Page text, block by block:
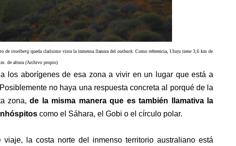
de inselberg queda clarísimo vista la inmensa llanura del outback. Como referencia, Uluṟu tiene 3,6 km de
de altura(Archivo propio)
los aborígenes de esa zona a vivir en un lugar que está a
Posiblemente no haya una respuesta concreta al porqué de la
zona,de la misma manera que es también llamativa la
como el Sáhara, el Gobi o el círculo polar.
la costa norte del inmenso territorio australiano está